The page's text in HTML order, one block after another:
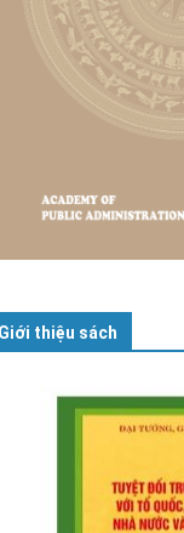
Giới thiệu sách